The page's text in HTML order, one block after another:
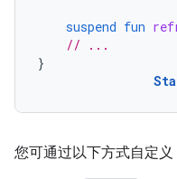
suspend fun
// ...
}
您可通过以下方式自定义